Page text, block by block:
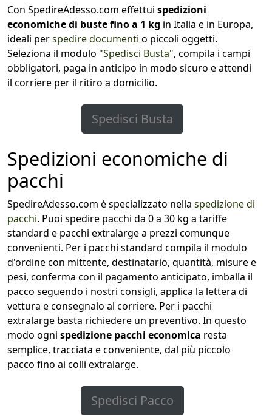
Con SpedireAdesso.com effettui spedizioni
economiche di buste fino a 1 kg in Italia e in Europa,
ideali perspedire documenti o piccoli oggetti.
Seleziona il modulo "Spedisci Busta", compila i campi
obbligatori, paga in anticipo in modo sicuro e attendi
il corriere per il ritiro a domicilio.
Spedisci Busta
Spedizioni economiche di
pacchi
SpedireAdesso.com è specializzato nella spedizione di
pacchi. Puoi spedire pacchi da 0 a 30 kg a tariffe
standard e pacchi extralarge a prezzi comunque
convenienti. Per i pacchi standard compila il modulo
d'ordine con mittente, destinatario, quantità, misure e
pesi, conferma con il pagamento anticipato, imballa il
pacco seguendo i nostri consigli, applica la lettera di
vettura e consegnalo al corriere. Per i pacchi
extralarge basta richiedere un preventivo. In questo
modo ogni spedizione pacchi economica resta
semplice, tracciata e conveniente, dal più piccolo
pacco fino ai colli extralarge.
Spedisci Pacco